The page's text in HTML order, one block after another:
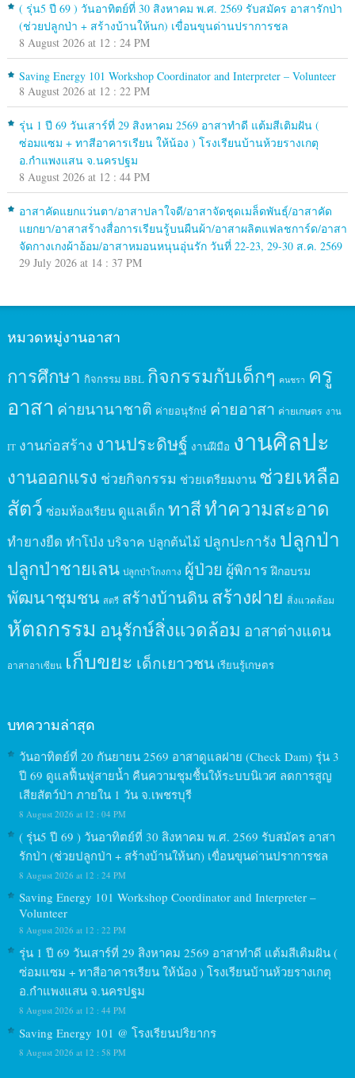
( รุ่น5 ปี 69 ) วันอาทิตย์ที่ 30 สิงหาคม พ.ศ. 2569 รับสมัคร อาสารักป่า
(ช่วยปลูกป่า + สร้างบ้านให้นก) เขื่อนขุนด่านปราการชล
8 August 2026 at 12 : 24 PM
Saving Energy 101 Workshop Coordinator and Interpreter – Volunteer
8 August 2026 at 12 : 22 PM
รุ่น 1 ปี 69 วันเสาร์ที่ 29 สิงหาคม 2569 อาสาทำดี แต้มสีเติมฝัน (
ซ่อมแซม + ทาสีอาคารเรียน ให้น้อง ) โรงเรียนบ้านห้วยรางเกตุ
อ.กำแพงแสน จ.นครปฐม
8 August 2026 at 12 : 44 PM
อาสาคัดแยกแว่นตา/อาสาปลาใจดี/อาสาจัดชุดเมล็ดพันธุ์/อาสาคัด
แยกยา/อาสาสร้างสื่อการเรียนรู้บนผืนผ้า/อาสาผลิตแฟลชการ์ด/อาสา
จัดกางเกงผ้าอ้อม/อาสาหมอนหนุนอุ่นรัก วันที่ 22-23, 29-30 ส.ค. 2569
29 July 2026 at 14 : 37 PM
หมวดหมู่งานอาสา
การศึกษา กิจกรรม BBL กิจกรรมกับเด็กๆ คนชรา ครู
อาสา ค่ายนานาชาติ ค่ายอนุรักษ์ ค่ายอาสา ค่ายเกษตร งาน
IT งานก่อสร้าง งานประดิษฐ์ งานฝีมือ งานศิลปะ
งานออกแรง ช่วยกิจกรรม ช่วยเตรียมงาน ช่วยเหลือ
สัตว์ ซ่อมห้องเรียน ดูแลเด็ก ทาสีทำความสะอาด
ทำยางยืด ทำโป่ง บริจาค ปลูกต้นไม้ ปลูกปะการัง ปลูกป่า
ปลูกป่าชายเลน ปลูกป่าโกงกาง ผู้ป่วย ผู้พิการ ฝึกอบรม
พัฒนาชุมชน สตรี สร้างบ้านดินสร้างฝาย สิ่งแวดล้อม
หัตถกรรม อนุรักษ์สิ่งแวดล้อม อาสาต่างแดน
อาสาอาเซียน เก็บขยะ เด็กเยาวชน เรียนรู้เกษตร
บทความล่าสุด
วันอาทิตย์ที่ 20 กันยายน 2569 อาสาดูแลฝาย (Check Dam) รุ่น 3
ปี 69 ดูแลฟื้นฟูสายน้ำ คืนความชุมชื้นให้ระบบนิเวศ ลดการสูญ
เสียสัตว์ป่า ภายใน 1 วัน จ.เพชรบุรี
8 August 2026 at 12 : 04 PM
( รุ่น5 ปี 69 ) วันอาทิตย์ที่ 30 สิงหาคม พ.ศ. 2569 รับสมัคร อาสา
รักป่า (ช่วยปลูกป่า + สร้างบ้านให้นก) เขื่อนขุนด่านปราการชล
8 August 2026 at 12 : 24 PM
Saving Energy 101 Workshop Coordinator and Interpreter –
Volunteer
8 August 2026 at 12 : 22 PM
รุ่น 1 ปี 69 วันเสาร์ที่ 29 สิงหาคม 2569 อาสาทำดี แต้มสีเติมฝัน (
ซ่อมแซม + ทาสีอาคารเรียน ให้น้อง ) โรงเรียนบ้านห้วยรางเกตุ
อ.กำแพงแสน จ.นครปฐม
8 August 2026 at 12 : 44 PM
Saving Energy 101 @ โรงเรียนปริยากร
8 August 2026 at 12 : 58 PM